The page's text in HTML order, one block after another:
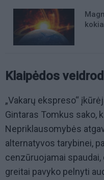
Klaipėdos
„Vakarų ekspreso“
Gintaras Tomkus sako,
Nepriklausomybės
alternatyvos tarybinei,
cenzūruojamai
greitai pavyko pelnyti